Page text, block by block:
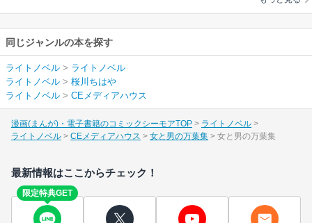
同じジャンルの本を探す
ライトノベル > ライトノベル
ライトノベル > 桜川ちはや
ライトノベル > CEメディアハウス
漫画(まんが)・電子書籍のコミックシーモアTOP
ライトノベル
ライトノベル
CEメディアハウス 女と男の万葉集 女と男の万葉集
最新情報はここからチェック！
限定特典GET